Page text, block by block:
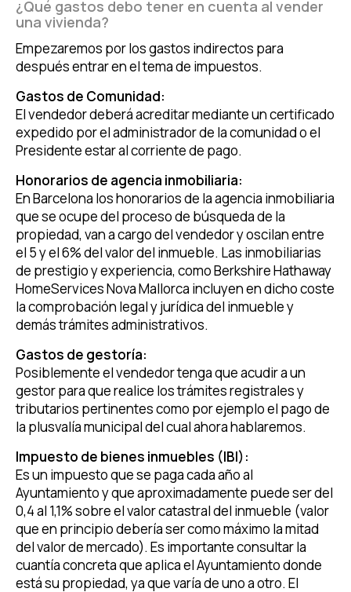
¿Qué gastos debo tener en cuenta al vender
una vivienda?
Empezaremos por los gastos indirectos para
después entrar en el tema de impuestos.
Gastos de Comunidad:
El vendedor deberá acreditar mediante un certificado
expedido por el administrador de la comunidad o el
Presidente estar al corriente de pago.
Honorarios de agencia inmobiliaria:
En Barcelona los honorarios de la agencia inmobiliaria
que se ocupe del proceso de búsqueda de la
propiedad, van a cargo del vendedor y oscilan entre
el 5 y el 6% del valor del inmueble. Las inmobiliarias
de prestigio y experiencia, como Berkshire Hathaway
HomeServices Nova Mallorca incluyen en dicho coste
la comprobación legal y jurídica del inmueble y
demás trámites administrativos.
Gastos de gestoría:
Posiblemente el vendedor tenga que acudir a un
gestor para que realice los trámites registrales y
tributarios pertinentes como por ejemplo el pago de
la plusvalía municipal del cual ahora hablaremos.
Impuesto de bienes inmuebles (IBI):
Es un impuesto que se paga cada año al
Ayuntamiento y que aproximadamente puede ser del
0,4 al 1,1% sobre el valor catastral del inmueble (valor
que en principio debería ser como máximo la mitad
del valor de mercado). Es importante consultar la
cuantía concreta que aplica el Ayuntamiento donde
está su propiedad, ya que varía de uno a otro. El